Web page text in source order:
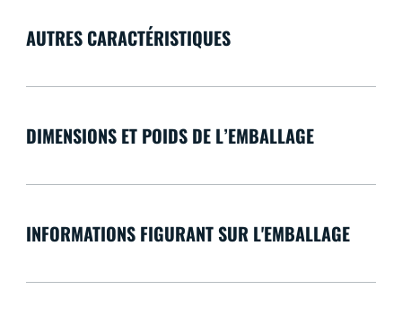
AUTRES CARACTÉRISTIQUES
DIMENSIONS ET POIDS DE L’EMBALLAGE
INFORMATIONS FIGURANT SUR L'EMBALLAGE